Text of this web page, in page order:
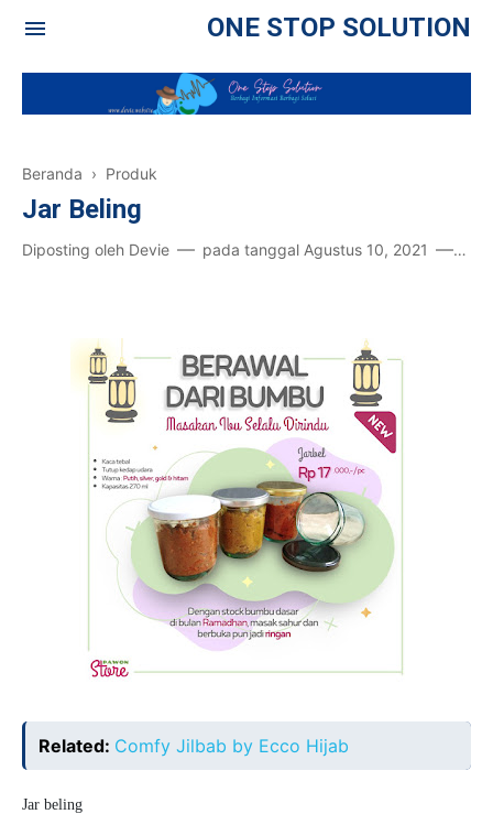
ONE STOP SOLUTION
Beranda › Produk
Jar Beling
Diposting oleh Devie pada tanggal Agustus 10, 2021
Related: Comfy Jilbab by Ecco Hijab
Jar beling